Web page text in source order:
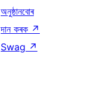
অনুষ্ঠানবোৰ
দান কৰক ↗
Swag ↗